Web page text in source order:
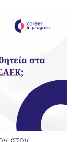
στον